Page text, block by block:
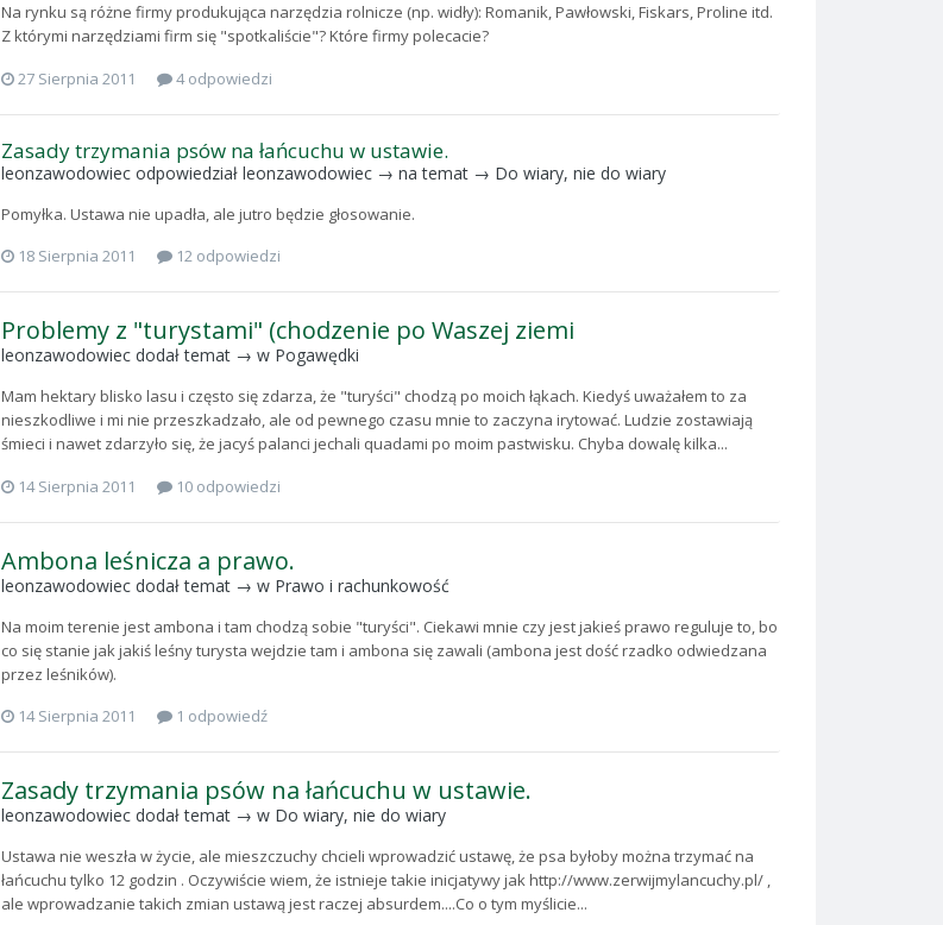
Na rynku są różne firmy produkująca narzędzia rolnicze (np. widły): Romanik, Pawłowski, Fiskars, Proline itd.
Z którymi narzędziami firm się "spotkaliście"? Które firmy polecacie?
27 Sierpnia 2011
4 odpowiedzi
Zasady trzymania psów na łańcuchu w ustawie.
leonzawodowiec odpowiedział leonzawodowiec → na temat → Do wiary, nie do wiary
Pomyłka. Ustawa nie upadła, ale jutro będzie głosowanie.
18 Sierpnia 2011
12 odpowiedzi
Problemy z "turystami" (chodzenie po Waszej ziemi
leonzawodowiec dodał temat → w Pogawędki
Mam hektary blisko lasu i często się zdarza, że "turyści" chodzą po moich łąkach. Kiedyś uważałem to za
nieszkodliwe i mi nie przeszkadzało, ale od pewnego czasu mnie to zaczyna irytować. Ludzie zostawiają
śmieci i nawet zdarzyło się, że jacyś palanci jechali quadami po moim pastwisku. Chyba dowalę kilka...
14 Sierpnia 2011
10 odpowiedzi
Ambona leśnicza a prawo.
leonzawodowiec dodał temat → w Prawo i rachunkowość
Na moim terenie jest ambona i tam chodzą sobie "turyści". Ciekawi mnie czy jest jakieś prawo reguluje to, bo
co się stanie jak jakiś leśny turysta wejdzie tam i ambona się zawali (ambona jest dość rzadko odwiedzana
przez leśników).
14 Sierpnia 2011
1 odpowiedź
Zasady trzymania psów na łańcuchu w ustawie.
leonzawodowiec dodał temat → w Do wiary, nie do wiary
Ustawa nie weszła w życie, ale mieszczuchy chcieli wprowadzić ustawę, że psa byłoby można trzymać na
łańcuchu tylko 12 godzin . Oczywiście wiem, że istnieje takie inicjatywy jak http://www.zerwijmylancuchy.pl/ ,
ale wprowadzanie takich zmian ustawą jest raczej absurdem....Co o tym myślicie...